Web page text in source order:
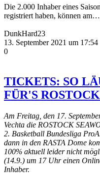
Die 2.000 Inhaber eines
registriert haben, können am…
DunkHard23
13. September 2021 um 17:54
0
TICKETS: SO
FÜR'S
Am Freitag, den 17.
Vechta die ROSTOCK
2. Basketball Bundesliga
dann in den RASTA Dome
100% aktuell leider nicht
(14.9.) um 17 Uhr einen
Inhaber.